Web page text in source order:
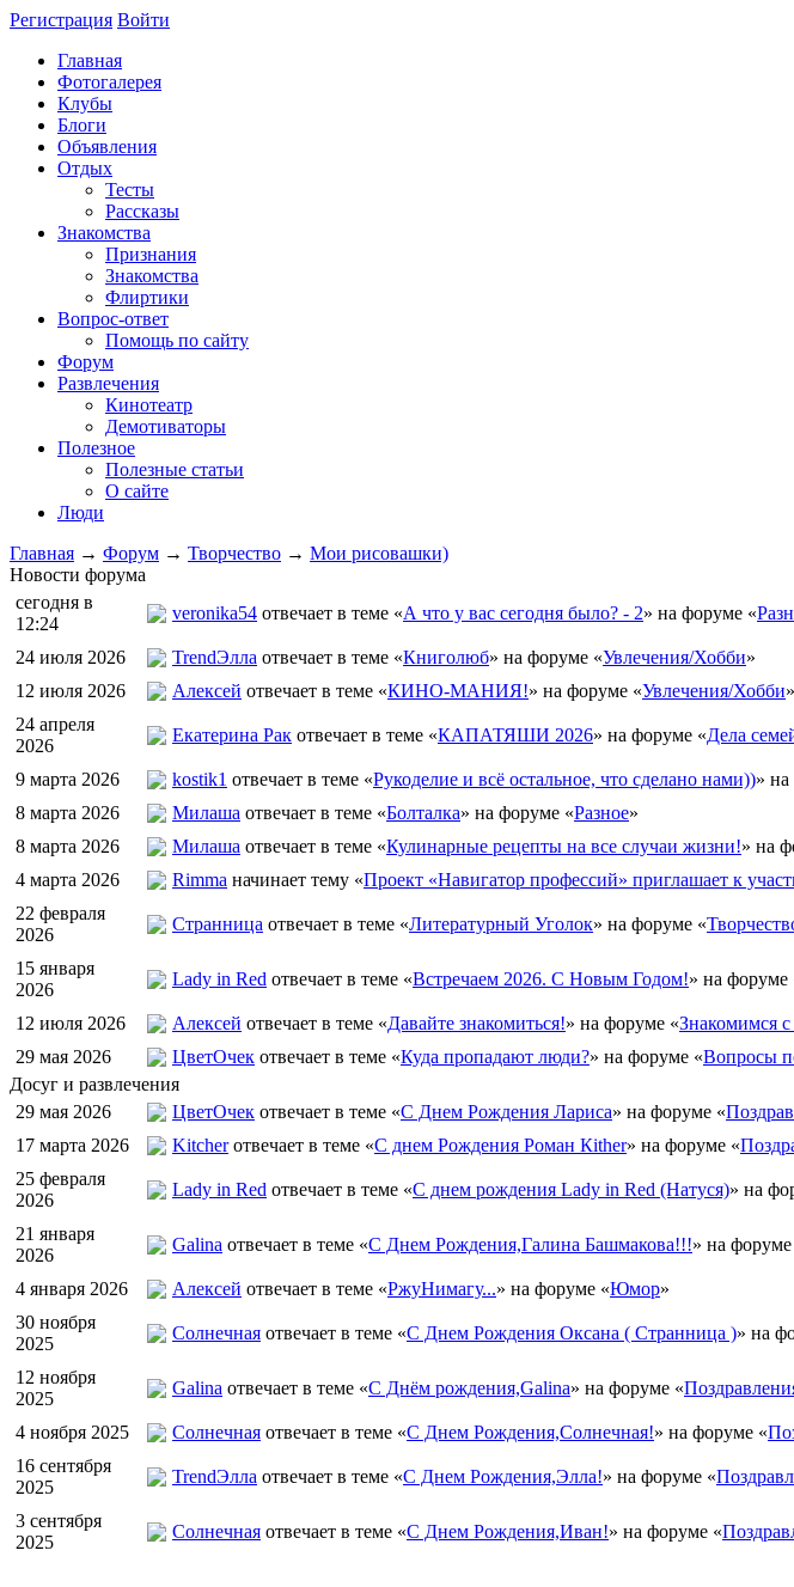
Регистрация Войти
Главная
Фотогалерея
Клубы
Блоги
Объявления
Отдых
Тесты
Рассказы
Знакомства
Признания
Знакомства
Флиртики
Вопрос-ответ
Помощь по сайту
Форум
Развлечения
Кинотеатр
Демотиваторы
Полезное
Полезные статьи
О сайте
Люди
Главная → Форум → Творчество → Мои рисовашки)
Новости форума
сегодня в
12:24
veronika54 отвечает в теме «А что у вас сегодня было? - 2» на форуме «
24 июля 2026 TrendЭлла отвечает в теме «Книголюб» на форуме «Увлечения/Хобби»
12 июля 2026
Алексей отвечает в теме «КИНО-МАНИЯ!» на форуме «Увлечения/Хобби»
24 апреля
2026
Екатерина Рак отвечает в теме «КАПАТЯШИ 2026» на форуме «Дела
9 марта 2026 kostik1 отвечает в теме «Рукоделие и всё остальное, что сделано нами))»
8 марта 2026
Милаша отвечает в теме «Болталка» на форуме «Разное»
8 марта 2026
Милаша отвечает в теме «Кулинарные рецепты на все случаи жизни!» на
4 марта 2026
Rimma начинает тему «Проект «Навигатор профессий» приглашает к
22 февраля
2026
Странница отвечает в теме «Литературный Уголок» на форуме «
15 января
2026
Lady in Red отвечает в теме «Встречаем 2026. С Новым Годом!» на форуме
12 июля 2026 Алексей отвечает в теме «Давайте знакомиться!» на форуме «Знакомимся
29 мая 2026
ЦветOчек отвечает в теме «Куда пропадают люди?» на форуме «Вопросы
Досуг и развлечения
29 мая 2026
ЦветOчек отвечает в теме «С Днем Рождения Лариса» на форуме «
17 марта 2026
Kitcherотвечает в теме «С днем Рождения Роман Кither» на форуме «
25 февраля
2026
Lady in Red отвечает в теме «С днем рождения Lady in Red (Натуся)» на
21 января
2026
Galina отвечает в теме «С Днем Рождения,Галина Башмакова!!!» на форуме
4 января 2026 Алексей отвечает в теме «РжуНимагу...» на форуме «Юмор»
30 ноября
2025
Солнечная отвечает в теме «С Днем Рождения Оксана ( Странница )» на
12 ноября
2025
Galina отвечает в теме «С Днём рождения,Galina» на форуме «
4 ноября 2025 Солнечная отвечает в теме «С Днем Рождения,Солнечная!» на форуме «
16 сентября
2025
TrendЭлла отвечает в теме «С Днем Рождения,Элла!» на форуме «
3 сентября
2025
Солнечная отвечает в теме «С Днем Рождения,Иван!» на форуме «